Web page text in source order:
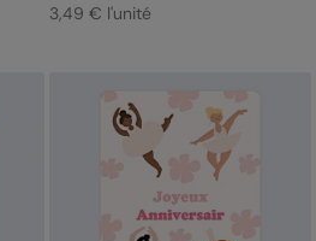
3,49 € l'unité